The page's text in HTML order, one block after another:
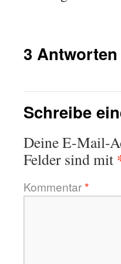
3
Schreibe
Deine E-Mail-
Felder sind mit
Kommentar*